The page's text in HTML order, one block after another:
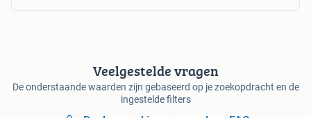
Veelgestelde vragen
De onderstaande waarden zijn gebaseerd op je zoekopdracht en de
ingestelde filters